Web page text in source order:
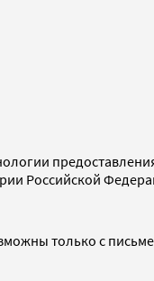
Российской
только с